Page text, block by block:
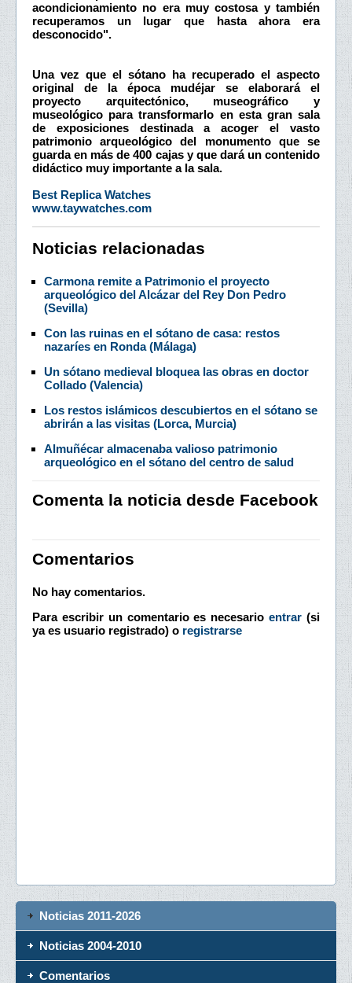
acondicionamiento no era muy costosa y también
recuperamos un lugar que hasta ahora era
desconocido".
Una vez que el sótano ha recuperado el aspecto
original de la época mudéjar se elaborará el
proyecto arquitectónico, museográfico y
museológico para transformarlo en esta gran sala
de exposiciones destinada a acoger el vasto
patrimonio arqueológico del monumento que se
guarda en más de 400 cajas y que dará un contenido
didáctico muy importante a la sala.
Best Replica Watches
www.taywatches.com
Noticias relacionadas
Carmona remite a Patrimonio el proyecto
arqueológico del Alcázar del Rey Don Pedro
(Sevilla)
Con las ruinas en el sótano de casa: restos
nazaríes en Ronda (Málaga)
Un sótano medieval bloquea las obras en doctor
Collado (Valencia)
Los restos islámicos descubiertos en el sótano se
abrirán a las visitas (Lorca, Murcia)
Almuñécar almacenaba valioso patrimonio
arqueológico en el sótano del centro de salud
Comenta la noticia desde Facebook
Comentarios
No hay comentarios.
Para escribir un comentario es necesarioentrar (si
ya es usuario registrado) o registrarse
Noticias 2011-2026
Noticias 2004-2010
Comentarios